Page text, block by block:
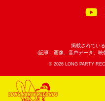
掲載されてい
(記事、画像、音声データ、映
© 2026 LONG PARTY